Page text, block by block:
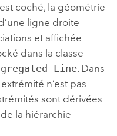
est coché, la géométrie
ligne droite
et affichée
dans la classe
. Dans
n’est pas
sont dérivées
la hiérarchie